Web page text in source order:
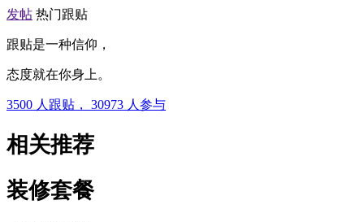
发帖 热门跟贴
跟贴是一种信仰，
态度就在你身上。
3500 人跟贴， 30973 人参与
相关推荐
装修套餐